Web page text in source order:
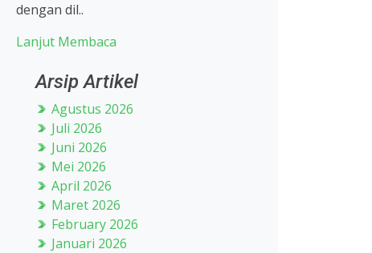
dengan dil..
Lanjut Membaca
Arsip Artikel
Agustus 2026
Juli 2026
Juni 2026
Mei 2026
April 2026
Maret 2026
February 2026
Januari 2026